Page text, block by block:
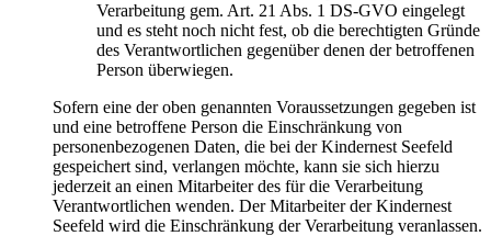
Verarbeitung gem. Art. 21 Abs. 1 DS-GVO eingelegt
und es steht noch nicht fest, ob die berechtigten Gründe
des Verantwortlichen gegenüber denen der betroffenen
Person überwiegen.
Sofern eine der oben genannten Voraussetzungen gegeben ist
und eine betroffene Person die Einschränkung von
personenbezogenen Daten, die bei der Kindernest Seefeld
gespeichert sind, verlangen möchte, kann sie sich hierzu
jederzeit an einen Mitarbeiter des für die Verarbeitung
Verantwortlichen wenden. Der Mitarbeiter der Kindernest
Seefeld wird die Einschränkung der Verarbeitung veranlassen.